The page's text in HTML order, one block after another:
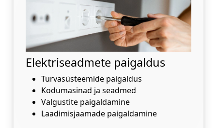
Elektriseadmete paigaldus
Turvasüsteemide paigaldus
Kodumasinad ja seadmed
Valgustite paigaldamine
Laadimisjaamade paigaldamine